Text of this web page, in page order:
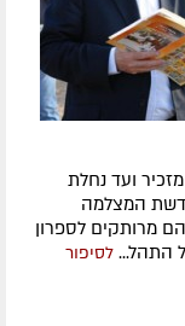
ועד נחלת
המצלמה
מרותקים לספרון
התהל... לסיפור